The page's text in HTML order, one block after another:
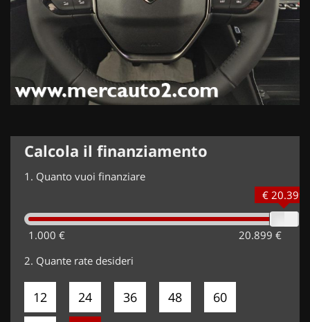
Calcola il finanziamento
1. Quanto vuoi finanziare
1.000 € 20.899 €
€ 20.399
2. Quante rate desideri
12 24 36 48 60